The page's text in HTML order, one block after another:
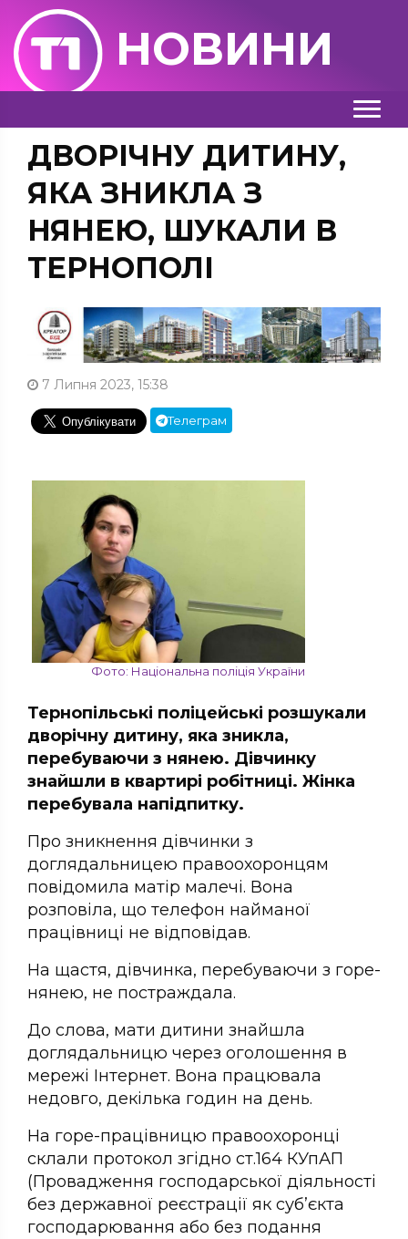
НОВИНИ
ДВОРІЧНУ ДИТИНУ,
ЯКА ЗНИКЛА З
НЯНЕЮ, ШУКАЛИ В
ТЕРНОПОЛІ
7 Липня 2023, 15:38
Телеграм
Фото: Національна поліція України
Тернопільські поліцейські розшукали
дворічну дитину, яка зникла,
перебуваючи з нянею. Дівчинку
знайшли в квартирі робітниці. Жінка
перебувала напідпитку.
Про зникнення дівчинки з
доглядальницею правоохоронцям
повідомила матір малечі. Вона
розповіла, що телефон найманої
працівниці не відповідав.
На щастя, дівчинка, перебуваючи з горе-
нянею, не постраждала.
До слова, мати дитини знайшла
доглядальницю через оголошення в
мережі Інтернет. Вона працювала
недовго, декілька годин на день.
На горе-працівницю правоохоронці
склали протокол згідно ст.164 КУпАП
(Провадження господарської діяльності
без державної реєстрації як суб’єкта
господарювання або без подання